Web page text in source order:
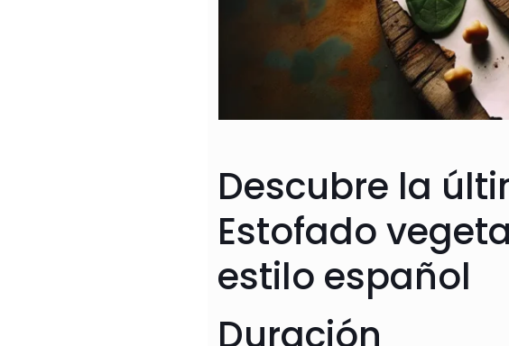
Descubre la
Estofado
estilo español
Duración